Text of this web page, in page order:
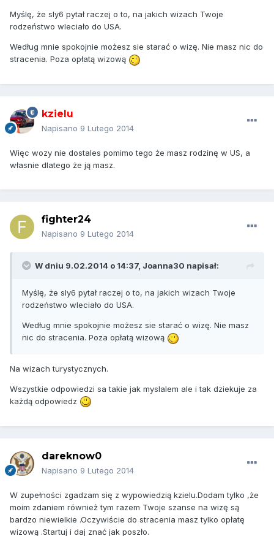
Myślę, że sly6 pytał raczej o to, na jakich wizach Twoje
rodzeństwo wleciało do USA.
Według mnie spokojnie możesz sie starać o wizę. Nie masz nic do
stracenia. Poza opłatą wizową
kzielu
Napisano 9 Lutego 2014
Więc wozy nie dostales pomimo tego że masz rodzinę w US, a
własnie dlatego że ją masz.
fighter24
Napisano 9 Lutego 2014
W dniu 9.02.2014 o 14:37, Joanna30 napisał:
Myślę, że sly6 pytał raczej o to, na jakich wizach Twoje
rodzeństwo wleciało do USA.
Według mnie spokojnie możesz sie starać o wizę. Nie masz
nic do stracenia. Poza opłatą wizową
Na wizach turystycznych.
Wszystkie odpowiedzi sa takie jak myslalem ale i tak dziekuje za
każdą odpowiedz
dareknow0
Napisano 9 Lutego 2014
W zupełności zgadzam się z wypowiedzią kzielu.Dodam tylko ,że
moim zdaniem również tym razem Twoje szanse na wizę są
bardzo niewielkie .Oczywiście do stracenia masz tylko opłatę
wizową .Startuj i daj znać jak poszło.